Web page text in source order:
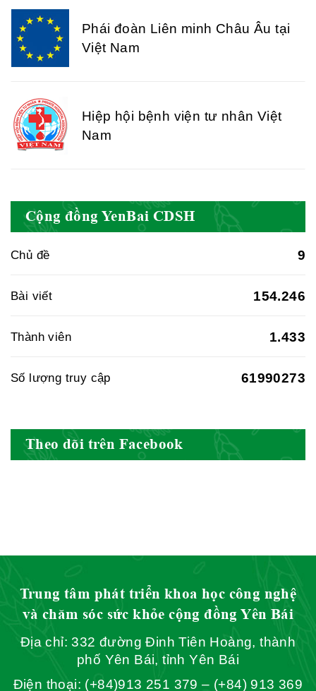
Phái đoàn Liên minh Châu Âu tại
Việt Nam
Hiệp hội bệnh viện tư nhân Việt
Nam
Cục quản lý y dược cổ truyền -
BYT
Hiệp hội doanh nghiệp dược Việt
Hội Đông Y Việt Nam
Hội Đông Y Tỉnh Sơn La
Cộng đồng YenBai CDSH
Chủ đề 9
Bài viết 154.246
Thành viên 1.433
Số lượng truy cập 61990273
Theo dõi trên Facebook
Trung tâm phát triển khoa học công nghệ
và chăm sóc sức khỏe cộng đồng Yên Bái
Địa chỉ: 332 đường Đinh Tiên Hoàng, thành
phố Yên Bái, tỉnh Yên Bái
Điện thoại: (+84)913 251 379 – (+84) 913 369